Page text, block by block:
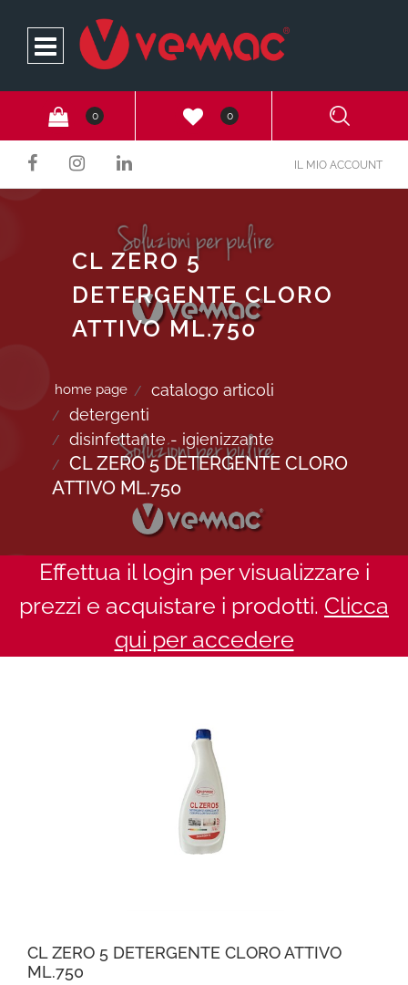
Open
0 0
IL MIO ACCOUNT
CL ZERO 5
DETERGENTE CLORO
ATTIVO ML.750
home page
catalogo articoli
detergenti
disinfettante - igienizzante
CL ZERO 5 DETERGENTE CLORO
ATTIVO ML.750
Effettua il login per visualizzare i
prezzi e acquistare i prodotti. Clicca
qui per accedere
CL ZERO 5 DETERGENTE CLORO ATTIVO
ML.750